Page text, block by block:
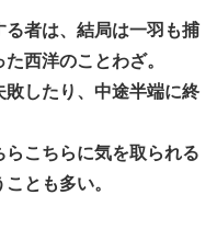
者は、結局は一羽も捕
西洋のことわざ。
したり、中途半端に終
こちらに気を取られる
とも多い。